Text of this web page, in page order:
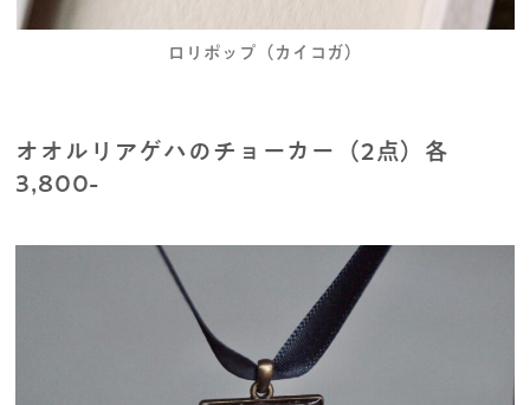
ロリポップ（カイコガ）
オオルリアゲハのチョーカー（2点）各
3,800-